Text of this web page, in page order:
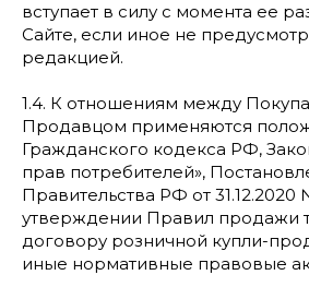
вступает в силу с момента ее
Сайте, если иное не
редакцией.
1.4. К отношениям между
Продавцом применяются
Гражданского кодекса РФ,
прав потребителей»,
Правительства РФ от
утверждении Правил продажи
договору розничной купли-
иные нормативные правовые